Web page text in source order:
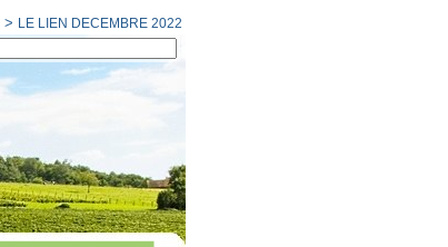
> LE LIEN DECEMBRE 2022